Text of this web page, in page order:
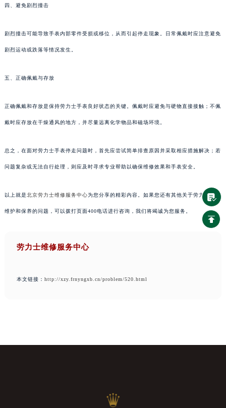
四、避免剧烈撞击
剧烈撞击可能导致手表内部零件受损或移位，从而引起停走现象。日常佩戴时应注意避免
剧烈运动或跌落等情况发生。
五、正确佩戴与存放
正确佩戴和存放是保持劳力士手表良好状态的关键。佩戴时应避免与硬物直接接触；不佩
戴时应存放在干燥通风的地方，并尽量远离化学物品和磁场环境。
总之，在面对劳力士手表停走问题时，首先应尝试简单排查原因并采取相应措施解决；若
问题复杂或无法自行处理，则应及时寻求专业帮助以确保维修效果和手表安全。
以上就是北京劳力士维修服务中心为您分享的精彩内容。如果您还有其他关于劳力士手表
维护和保养的问题，可以拨打页面400电话进行咨询，我们将竭诚为您服务。
劳力士维修服务中心
本文链接： http://xzy.frnyngxb.cn/problem/520.html